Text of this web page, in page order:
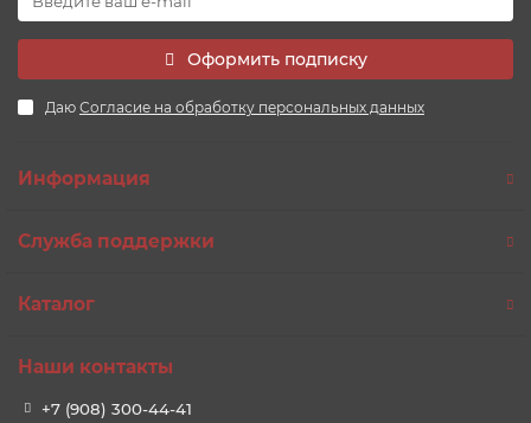
Оформить подписку
Даю Согласие на обработку персональных данных
Информация
Служба поддержки
Каталог
Наши контакты
+7 (908) 300-44-41